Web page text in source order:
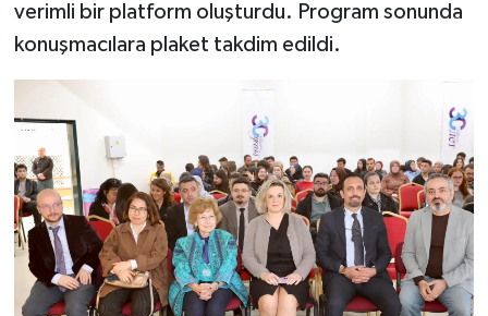
verimli bir platform oluşturdu. Program sonunda
konuşmacılara plaket takdim edildi.